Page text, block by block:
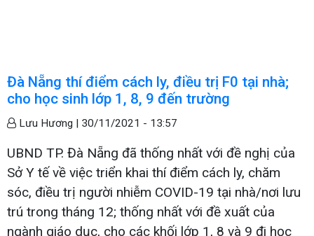
Đà Nẵng thí điểm cách ly, điều trị F0 tại nhà;
cho học sinh lớp 1, 8, 9 đến trường
Lưu Hương | 30/11/2021 - 13:57
UBND TP. Đà Nẵng đã thống nhất với đề nghị của
Sở Y tế về việc triển khai thí điểm cách ly, chăm
sóc, điều trị người nhiễm COVID-19 tại nhà/nơi lưu
trú trong tháng 12; thống nhất với đề xuất của
ngành giáo dục, cho các khối lớp 1, 8 và 9 đi học